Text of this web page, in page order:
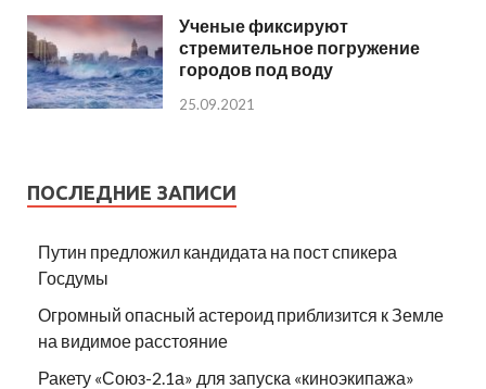
Ученые фиксируют
стремительное погружение
городов под воду
25.09.2021
ПОСЛЕДНИЕ ЗАПИСИ
Путин предложил кандидата на пост спикера
Госдумы
Огромный опасный астероид приблизится к Земле
на видимое расстояние
Ракету «Союз-2.1а» для запуска «киноэкипажа»